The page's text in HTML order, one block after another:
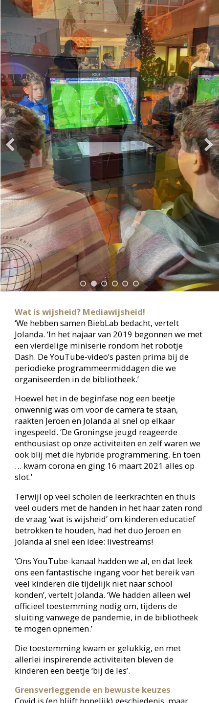
Wat is wijsheid? Mediawijsheid!
‘We hebben samen BiebLab bedacht, vertelt
Jolanda. ‘In het najaar van 2019 begonnen we met
een vierdelige miniserie rondom het robotje
Dash. De YouTube-video’s pasten prima bij de
periodieke programmeermiddagen die we
organiseerden in de bibliotheek.’
Hoewel het in de beginfase nog een beetje
onwennig was om voor de camera te staan,
raakten Jeroen en Jolanda al snel op elkaar
ingespeeld. ‘De Groningse jeugd reageerde
enthousiast op onze activiteiten en zelf waren we
ook blij met die hybride programmering. En toen
… kwam corona en ging 16 maart 2021 alles op
slot.’
Terwijl op veel scholen de leerkrachten en thuis
veel ouders met de handen in het haar zaten rond
betrokken te houden, had het duo Jeroen en
Jolanda al snel een idee: livestreams!
‘Ons YouTube-kanaal hadden we al, en dat leek
ons een fantastische ingang voor het bereik van
veel kinderen die tijdelijk niet naar school
konden’, vertelt Jolanda. ‘We hadden alleen wel
officieel toestemming nodig om, tijdens de
sluiting vanwege de pandemie, in de bibliotheek
Die toestemming kwam er gelukkig, en met
allerlei inspirerende activiteiten bleven de
kinderen een beetje ‘bij de les’.
Grensverleggende en bewuste keuzes
Covid is (en blijft hopelijk) geschiedenis, maar
BiebLab heeft definitief een grote plek veroverd
op internet, via TikTok, Instagram en YouTube.
Naast video’s presenteren Jolanda en Jeroen op
livestreams met games, raadsels, challenges en
interactieve Kahoot-quizzes waarbij deelnemers
via hun smartphone of laptop antwoord kunnen
geven op vragen.
‘Het aantal deelnemers groeit,’ vertelt Jolanda, ‘en
alléén. Regelmatig doen we een quiz waarbij er
iets gewonnen kan worden, en de prijzen gaan
soms naar Den Haag, Limburg of zelfs België.’
BiebLab heeft op TikTok bijna 26.000 volgers en
het YouTube-kanaal heeft de 5.000 abonnees
bijna bereikt. Cijfers om trots op te zijn. ‘Eigenlijk
zijn we nog méér trots en ook blij dat we de
kinderen buiten schooltijd bereiken’, zegt Jolanda.
‘BiebLab richt zich primair op de vrije tijd van
kinderen. Dat maakt het des te bijzonderder als zij
bewust voor ons kiezen. BiebLab heeft steeds
meer trouwe volgers en dat motiveert ons enorm